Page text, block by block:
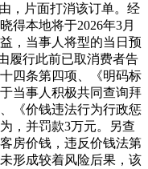
，片面打消该订单。经
得本地将于2026年3月
，当事人将型的当日预
履行此前已取消费者告
四条第四项、《明码标
当事人积极共同查询拜
《价钱违法行为行政惩
，并罚款3万元。另查
房价钱，违反价钱法第
形成较着风险后果，该